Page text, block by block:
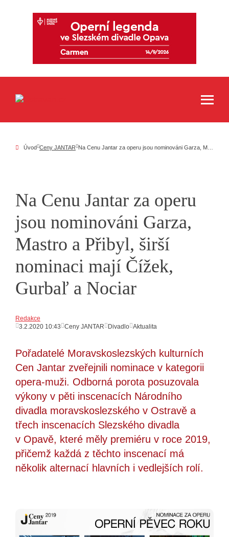
Úvod Ceny JANTAR
Na Cenu Jantar za operu
jsou nominováni Garza,
Mastro a Přibyl, širší
nominaci mají Čížek,
Gurbaľ a Nociar
Redakce
3.2.2020 10:43 Ceny JANTAR Divadlo Aktualita
Pořadatelé Moravskoslezských kulturních
Cen Jantar zveřejnili nominace v kategorii
opera-muži. Odborná porota posuzovala
výkony v pěti inscenacích Národního
divadla moravskoslezského v Ostravě a
třech inscenacích Slezského divadla
v Opavě, které měly premiéru v roce 2019,
přičemž každá z těchto inscenací má
několik alternací hlavních i vedlejších rolí.